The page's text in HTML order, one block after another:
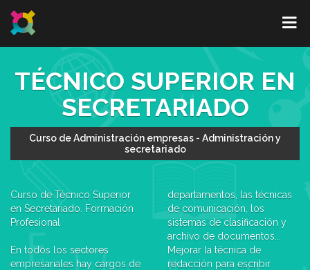
TÉCNICO SUPERIOR EN
SECRETARIADO
Curso de Administración empresas - Administración y
secretariado
Curso de Técnico Superior
en Secretariado. Formación
Profesional
En todos los sectores
empresariales hay cargos de
departamentos, las técnicas
de comunicación, los
sistemas de clasificación y
archivo de documentos...
Mejorar la técnica de
redacción para escribir